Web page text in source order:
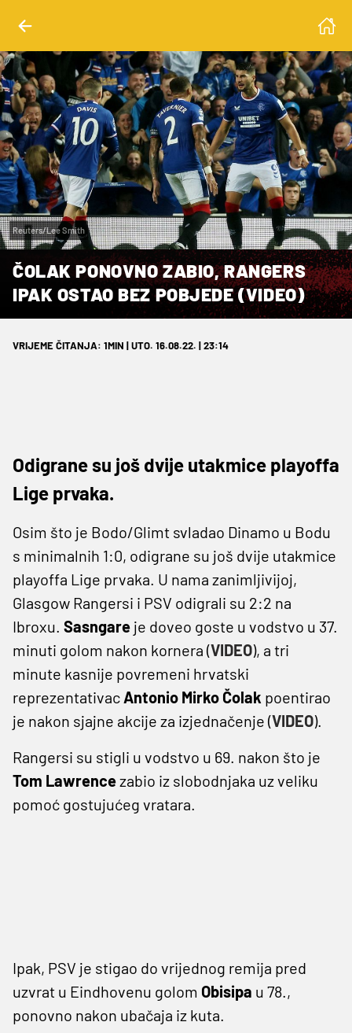
Reuters/Lee Smith
ČOLAK PONOVNO ZABIO, RANGERS
IPAK OSTAO BEZ POBJEDE (VIDEO)
VRIJEME ČITANJA: 1MIN | UTO. 16.08.22. | 23:14
Odigrane su još dvije utakmice playoffa
Lige prvaka.
Osim što je Bodo/Glimt svladao Dinamo u Bodu
s minimalnih 1:0, odigrane su još dvije utakmice
playoffa Lige prvaka. U nama zanimljivijoj,
Glasgow Rangersi i PSV odigrali su 2:2 na
Ibroxu. Sasngare je doveo goste u vodstvo u 37.
minuti golom nakon kornera (VIDEO), a tri
minute kasnije povremeni hrvatski
reprezentativac Antonio Mirko Čolak poentirao
je nakon sjajne akcije za izjednačenje (VIDEO).
Rangersi su stigli u vodstvo u 69. nakon što je
Tom Lawrencezabio iz slobodnjaka uz veliku
pomoć gostujućeg vratara.
Ipak, PSV je stigao do vrijednog remija pred
uzvrat u Eindhovenu golom Obisipa u 78.,
ponovno nakon ubačaja iz kuta.